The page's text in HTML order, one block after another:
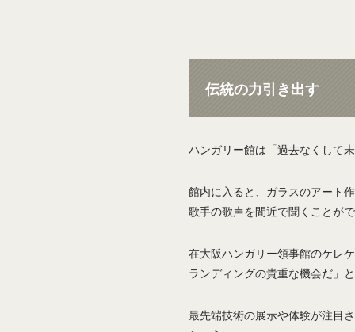
伝統の力引き出す
ハンガリー館は「過去なくして
館内に入ると、ガラスのアート
歌手の歌声を間近で聞くことが
在大阪ハンガリー領事館のケレ
ランディングの貴重な機会だ」
最先端技術の展示や体験が注目